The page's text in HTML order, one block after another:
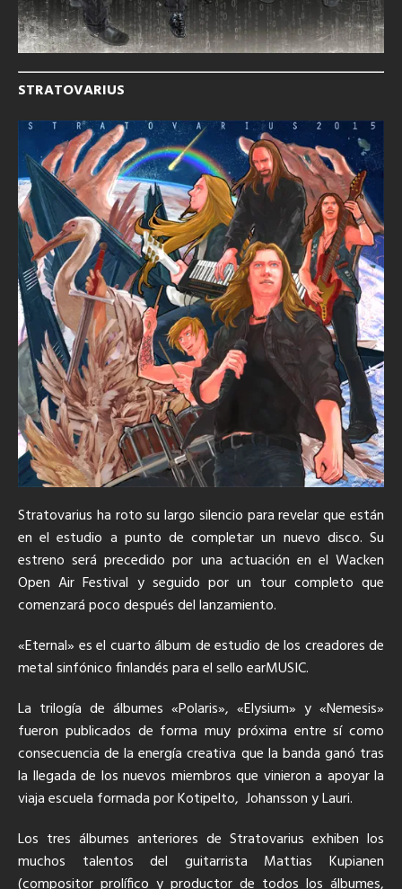
STRATOVARIUS
Stratovarius ha roto su largo silencio para revelar que están
en el estudio a punto de completar un nuevo disco. Su
estreno será precedido por una actuación en el Wacken
Open Air Festival y seguido por un tour completo que
comenzará poco después del lanzamiento.
«Eternal» es el cuarto álbum de estudio de los creadores de
metal sinfónico finlandés para el sello earMUSIC.
La trilogía de álbumes «Polaris», «Elysium» y «Nemesis»
fueron publicados de forma muy próxima entre sí como
consecuencia de la energía creativa que la banda ganó tras
la llegada de los nuevos miembros que vinieron a apoyar la
viaja escuela formada por Kotipelto, Johansson y Lauri.
Los tres álbumes anteriores de Stratovarius exhiben los
muchos talentos del guitarrista Mattias Kupianen